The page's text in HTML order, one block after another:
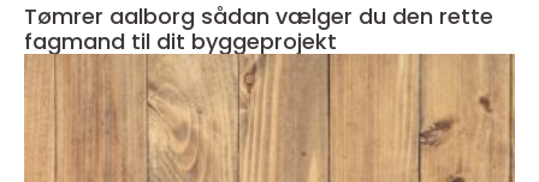
Tømrer aalborg sådan vælger du den rette
fagmand til dit byggeprojekt